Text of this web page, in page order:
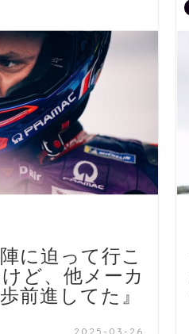
に迫って行こ
ど、他メーカ
前進してた』
2025-03-26